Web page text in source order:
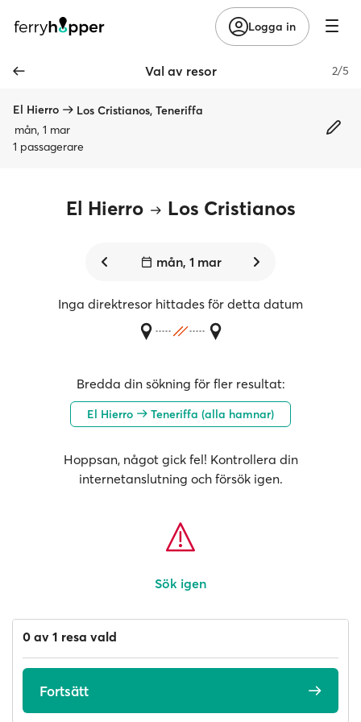
Logga in
Val av resor 2/5
El Hierro
Los Cristianos, Teneriffa
mån, 1 mar
1 passagerare
El Hierro Los Cristianos
mån, 1 mar
Inga direktresor hittades för detta datum
Bredda din sökning för fler resultat:
El Hierro Teneriffa (alla hamnar)
Hoppsan, något gick fel! Kontrollera din
internetanslutning och försök igen.
Sök igen
0 av 1 resa vald
Fortsätt